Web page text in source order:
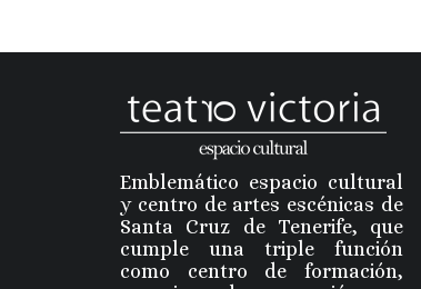
Emblemático espacio cultural
y centro de artes escénicas de
Santa Cruz de Tenerife, que
cumple una triple función
como centro de formación,